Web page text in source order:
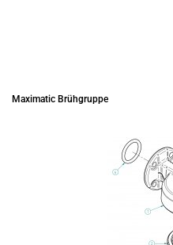
Maximatic Brühgruppe